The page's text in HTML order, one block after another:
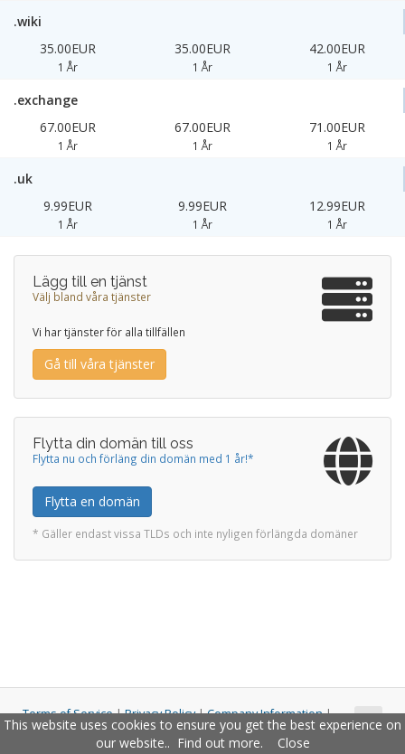
This website uses cookies to ensure you get the best experience on
our website.. Find out more. Close
.wiki
35.00EUR
1 År
35.00EUR
1 År
42.00EUR
1 År
.exchange
67.00EUR
1 År
67.00EUR
1 År
71.00EUR
1 År
.uk
9.99EUR
1 År
9.99EUR
1 År
12.99EUR
1 År
Lägg till en tjänst
Välj bland våra tjänster
Vi har tjänster för alla tillfällen
Gå till våra tjänster
Flytta din domän till oss
Flytta nu och förläng din domän med 1 år!*
Flytta en domän
* Gäller endast vissa TLDs och inte nyligen förlängda domäner
Terms of Service|Privacy Policy|Company Information|
Copyright © 2011 - 2026 Closco Ltd. All Rights Reserved.